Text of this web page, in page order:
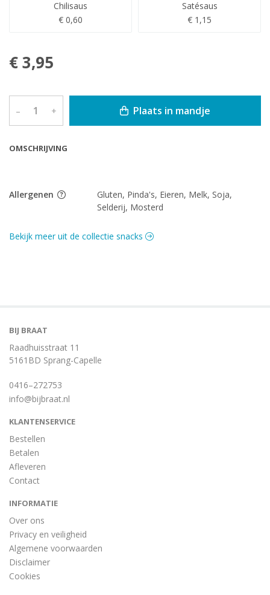
OMSCHRIJVING
Chilisaus
€ 0,60
Satésaus
€ 1,15
€ 3,95
– + Plaats in mandje
Allergenen
Gluten, Pinda's, Eieren, Melk, Soja,
Selderij, Mosterd
Bekijk meer uit de collectie snacks
BIJ BRAAT
Raadhuisstraat 11
5161BD Sprang-Capelle
0416–272753
info@bijbraat.nl
KLANTENSERVICE
Bestellen
Betalen
Afleveren
Contact
INFORMATIE
Over ons
Privacy en veiligheid
Algemene voorwaarden
Disclaimer
Cookies